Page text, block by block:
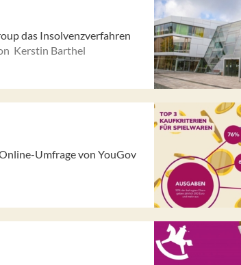
das Insolvenzverfahren
Kerstin Barthel
Umfrage von YouGov